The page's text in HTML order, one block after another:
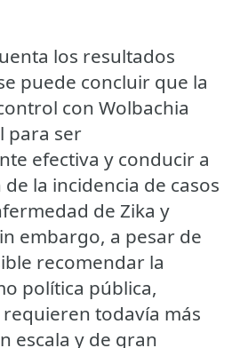
los resultados
puede concluir que la
con Wolbachia
para ser
efectiva y conducir a
la incidencia de casos
de Zika y
embargo, a pesar de
recomendar la
política pública,
todavía más
escala y de gran